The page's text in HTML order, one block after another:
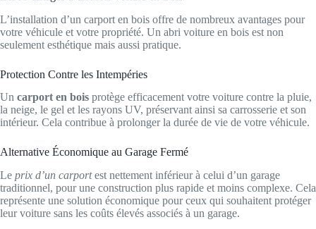
L’installation d’un carport en bois offre de nombreux avantages pour
votre véhicule et votre propriété. Un abri voiture en bois est non
seulement esthétique mais aussi pratique.
Protection Contre les Intempéries
Un carport en bois protège efficacement votre voiture contre la pluie,
la neige, le gel et les rayons UV, préservant ainsi sa carrosserie et son
intérieur. Cela contribue à prolonger la durée de vie de votre véhicule.
Alternative Économique au Garage Fermé
Le prix d’un carportest nettement inférieur à celui d’un garage
traditionnel, pour une construction plus rapide et moins complexe. Cela
représente une solution économique pour ceux qui souhaitent protéger
leur voiture sans les coûts élevés associés à un garage.